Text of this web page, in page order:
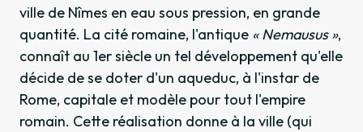
ville de Nîmes en eau sous pression, en grande
quantité. La cité romaine, l'antique « Nemausus »,
connaît au 1er siècle un tel développement qu'elle
décide de se doter d'un aqueduc, à l'instar de
Rome, capitale et modèle pour tout l'empire
romain. Cette réalisation donne à la ville (qui